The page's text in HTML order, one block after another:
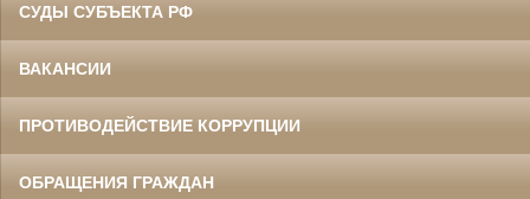
СУДЫ СУБЪЕКТА РФ
ВАКАНСИИ
ПРОТИВОДЕЙСТВИЕ КОРРУПЦИИ
ОБРАЩЕНИЯ ГРАЖДАН